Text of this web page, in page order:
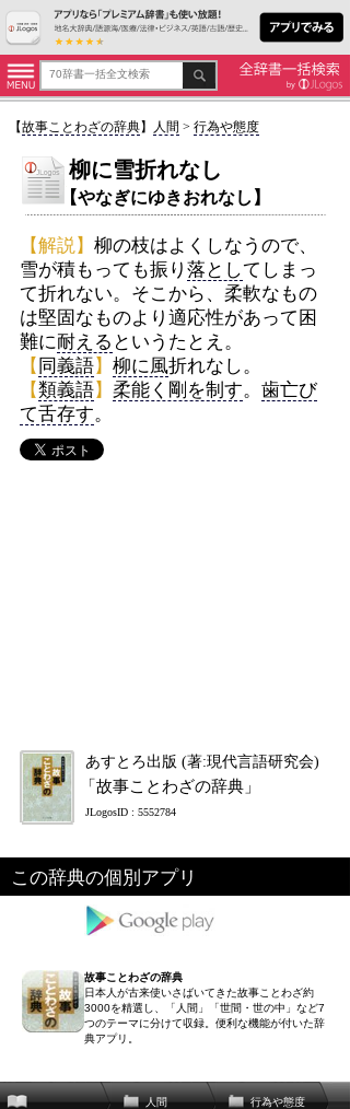
【故事ことわざの辞典】 人間 > 行為や態度
柳に雪折れなし
【やなぎにゆきおれなし】
【解説】 柳の枝はよくしなうので、
雪が積もっても振り 落としてしまっ
て折れない。そこから、柔軟なもの
は堅固なものより適応性があって困
難に耐える というたとえ。
【 同義語】 柳に風折れなし。
【類義語】 柔能く剛を制す。 歯亡び
て舌存す。
あすとろ出版 (著:現代言語研究会)
「故事ことわざの辞典」
JLogosID : 5552784
この辞典の個別アプリ
故事ことわざの辞典
日本人が古来使いさばいてきた故事ことわざ約
3000を精選し、「人間」「世間・世の中」など7
つのテーマに分けて収録。便利な機能が付いた辞
典アプリ。
人間 行為や態度